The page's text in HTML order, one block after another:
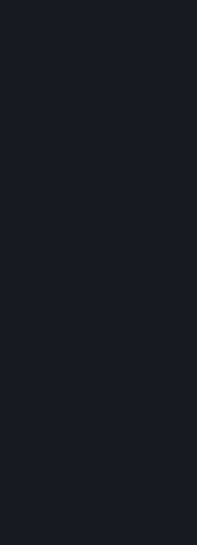
Теперь я чувствую,
Уничтожитель